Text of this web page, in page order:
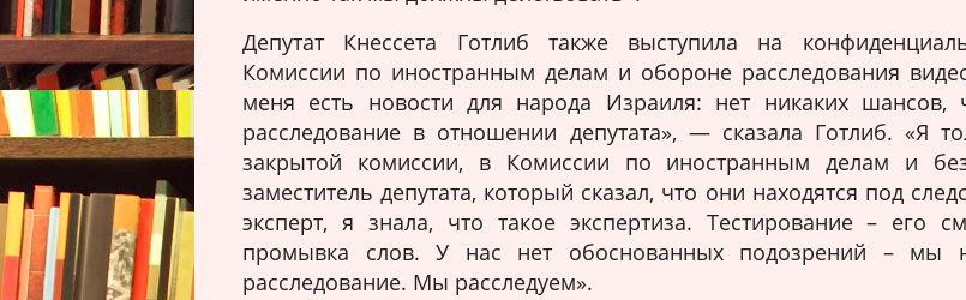
Депутат Кнессета Готлиб также выступила на
Комиссии по иностранным делам и обороне расследования
меня есть новости для народа Израиля: нет никаких шансов,
расследование в отношении депутата», — сказала Готлиб. «Я
закрытой комиссии, в Комиссии по иностранным делам и
заместитель депутата, который сказал, что они находятся под
эксперт, я знала, что такое экспертиза. Тестирование – его
промывка слов. У нас нет обоснованных подозрений – мы
расследование. Мы расследуем».